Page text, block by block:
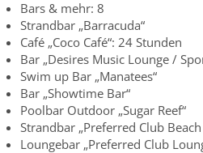
Bars & mehr: 8
Strandbar „Barracuda“
Café „Coco Café“: 24 Stunden
Bar „Desires Music Lounge /
Swim up Bar „Manatees“
Bar „Showtime Bar“
Poolbar Outdoor „Sugar Reef“
Strandbar „Preferred Club
Loungebar „Preferred Club